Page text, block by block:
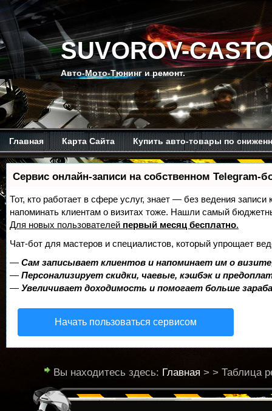
SUVOROV-
Авто-Мото-Тюнинг и ремонт.
Главная Карта Сайта
Купить авто-товары по
Мой канал на Ютубе.
Обо мне. Рекомендую изучить.
Сервис онлайн-записи на собственном Telegram-
Тот, кто работает в сфере услуг, знает — без ведения
напоминать клиентам о визитах тоже. Нашли самый
Для новых пользователей первый месяц бесплатно.
Чат-бот для мастеров и специалистов, который упрощает
— Сам записывает клиентов и напоминает им о
— Персонализирует скидки, чаевые, кэшбэк и
— Увеличивает доходимость и помогает больше
Начать пользоваться сервисом
Вы находитесь здесь: Главная > > Таблица